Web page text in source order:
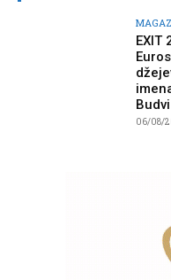
EXIT
Budvi
06/08/